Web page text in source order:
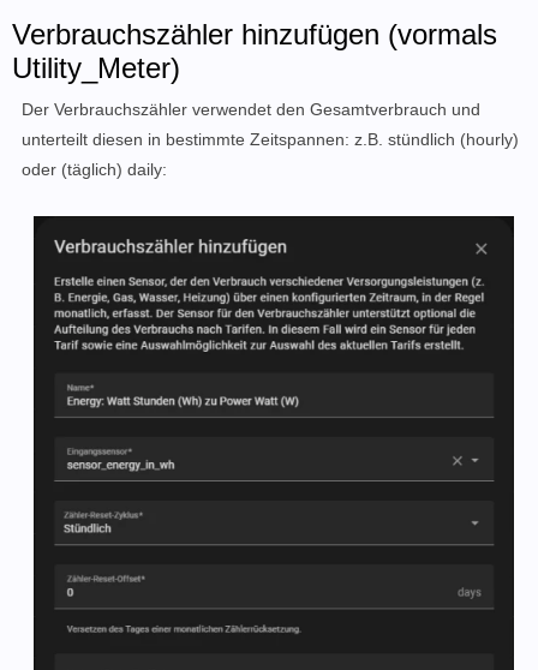
Verbrauchszähler hinzufügen (vormals
Utility_Meter)
Der Verbrauchszähler verwendet den Gesamtverbrauch und
unterteilt diesen in bestimmte Zeitspannen: z.B. stündlich (hourly)
oder (täglich) daily: